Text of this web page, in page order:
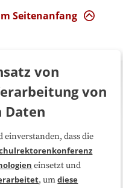
Seitenanfang
von
von
Daten
einverstanden, dass die
einsetzt und
, umdiese